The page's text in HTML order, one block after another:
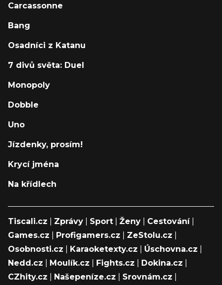
Carcassonne
Bang
Osadníci z Katanu
7 divů světa: Duel
Monopoly
Dobble
Uno
Jízdenky, prosím!
Krycí jména
Na křídlech
Tiscali.cz Zprávy Sport Ženy Cestování|
Games.cz
Profigamers.cz ZeStolu.cz
Osobnosti.cz
Karaoketexty.cz Úschovna.cz
Nedd.cz
Moulík.cz Fights.cz Dokina.cz
CZhity.cz
Našepeníze.cz Srovnám.cz